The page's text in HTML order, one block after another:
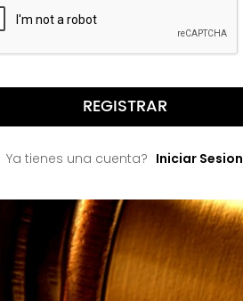
REGISTRAR
Ya tienes una cuenta? Iniciar Sesion